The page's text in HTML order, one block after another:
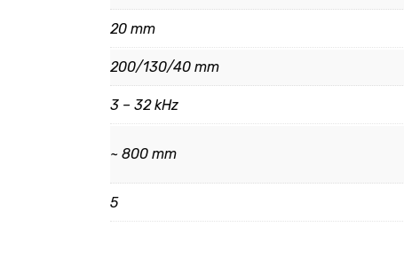
20 mm
200/130/40 mm
3 – 32 kHz
~ 800 mm
5